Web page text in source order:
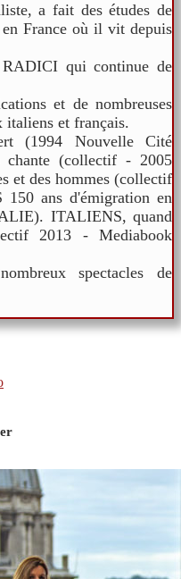
a fait des études de
France où il vit depuis
qui continue de
et de nombreuses
italiens et français.
(1994 Nouvelle Cité
(collectif - 2005
et des hommes (collectif
ans d'émigration en
ITALIENS, quand
2013 - Mediabook
spectacles de